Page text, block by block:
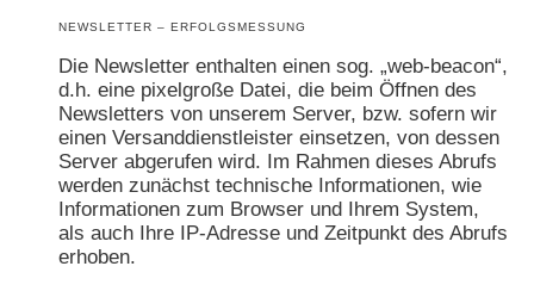
NEWSLETTER – ERFOLGSMESSUNG
Die Newsletter enthalten einen sog. „web-beacon“,
d.h. eine pixelgroße Datei, die beim Öffnen des
Newsletters von unserem Server, bzw. sofern wir
einen Versanddienstleister einsetzen, von dessen
Server abgerufen wird. Im Rahmen dieses Abrufs
werden zunächst technische Informationen, wie
Informationen zum Browser und Ihrem System,
als auch Ihre IP-Adresse und Zeitpunkt des Abrufs
erhoben.